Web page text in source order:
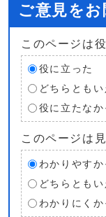
ご意見を
このページは
役に立った
どちらとも
役に立たなか
このページは
わかりやすか
どちらとも
わかりにくか